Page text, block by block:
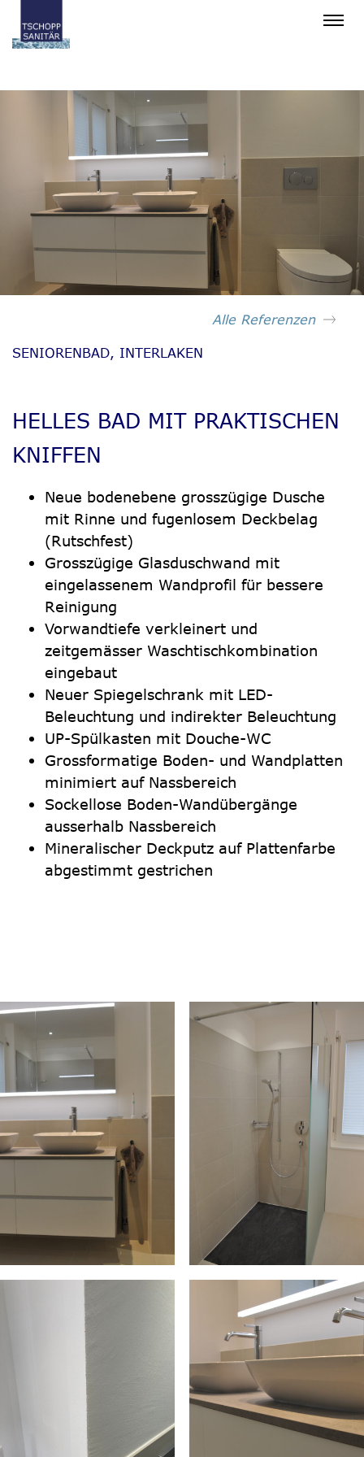
SANITÄRANLAGEN
SERVICES
REFERENZEN
BADPLANER
ÜBER UNS
Alle Referenzen
SENIORENBAD, INTERLAKEN
HELLES BAD MIT PRAKTISCHEN
KNIFFEN
Neue bodenebene grosszügige Dusche
mit Rinne und fugenlosem Deckbelag
(Rutschfest)
Grosszügige Glasduschwand mit
eingelassenem Wandprofil für bessere
Reinigung
Vorwandtiefe verkleinert und
zeitgemässer Waschtischkombination
eingebaut
Neuer Spiegelschrank mit LED-
Beleuchtung und indirekter Beleuchtung
UP-Spülkasten mit Douche-WC
Grossformatige Boden- und Wandplatten
minimiert auf Nassbereich
Sockellose Boden-Wandübergänge
ausserhalb Nassbereich
Mineralischer Deckputz auf Plattenfarbe
abgestimmt gestrichen